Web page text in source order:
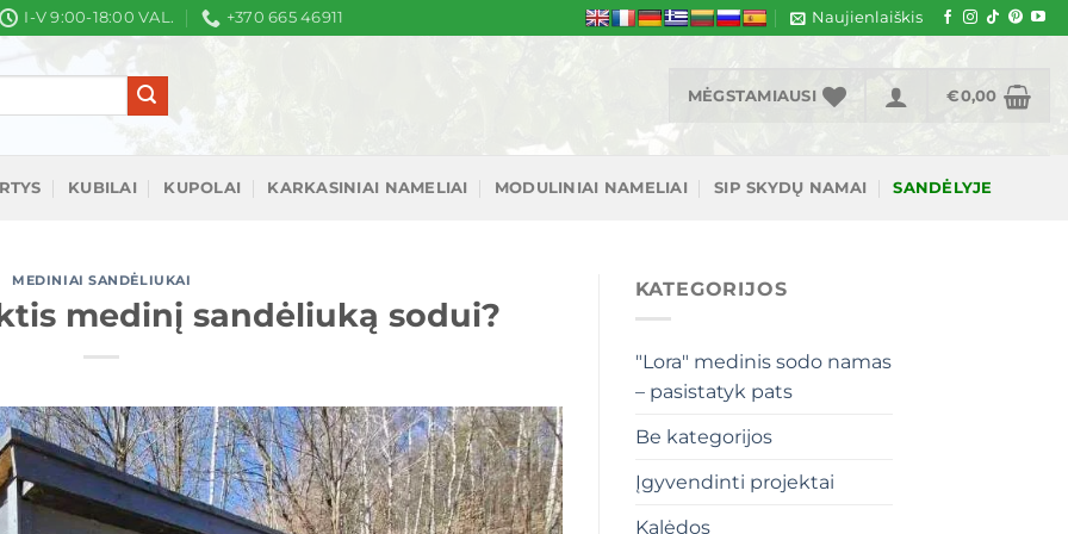
I-V 9:00-18:00 VAL. +370 665 46911 Naujienlaiškis
MĖGSTAMIAUSI €0,00
KUBILAI KUPOLAI KARKASINIAI NAMELIAI MODULINIAI NAMELIAI SIP SKYDŲ NAMAI SANDĖLYJE
MEDINIAI SANDĖLIUKAI
medinį sandėliuką sodui?
KATEGORIJOS
"Lora" medinis sodo namas
– pasistatyk pats
Be kategorijos
Įgyvendinti projektai
Kalėdos